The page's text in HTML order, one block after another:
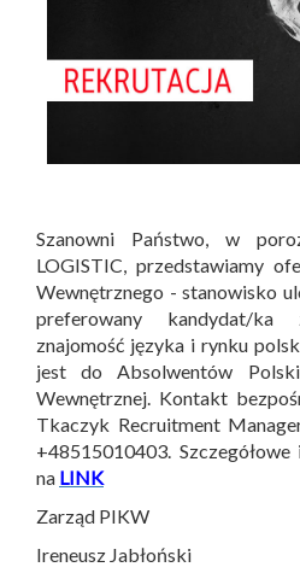
Szanowni Państwo, w
LOGISTIC, przedstawiamy
Wewnętrznego - stanowisko
preferowany kandydat/
znajomość języka i rynku
jest do Absolwentów
Wewnętrznej. Kontakt
Tkaczyk Recruitment
+48515010403.
na LINK
Zarząd PIKW
Ireneusz Jabłoński